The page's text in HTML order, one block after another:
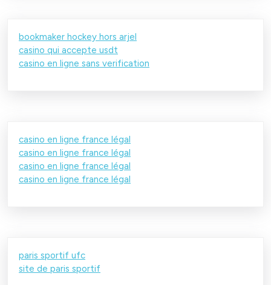
bookmaker hockey hors arjel
casino qui accepte usdt
casino en ligne sans verification
casino en ligne france légal
casino en ligne france légal
casino en ligne france légal
casino en ligne france légal
paris sportif ufc
site de paris sportif